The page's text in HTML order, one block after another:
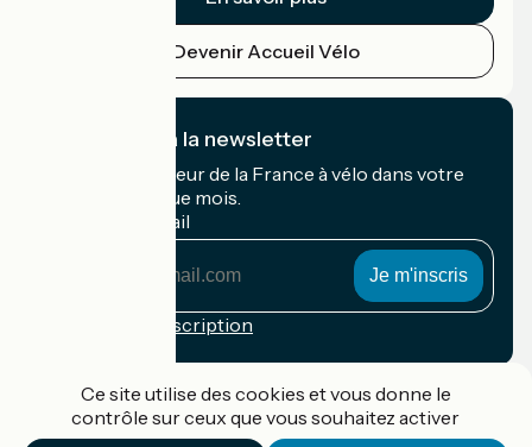
Devenir Accueil Vélo
Je m'abonne à la newsletter
Recevez le meilleur de la France à vélo dans votre
boîte mail chaque mois.
Mon adresse mail
Conditions d'inscription
Ce site utilise des cookies et vous donne le
contrôle sur ceux que vous souhaitez activer